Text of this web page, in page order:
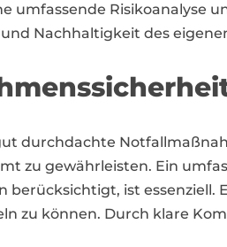
umfassende Risikoanalyse
Nachhaltigkeit des
durchdachte
zu gewährleisten. Ein
berücksichtigt, ist essenziell.
zu können. Durch klare